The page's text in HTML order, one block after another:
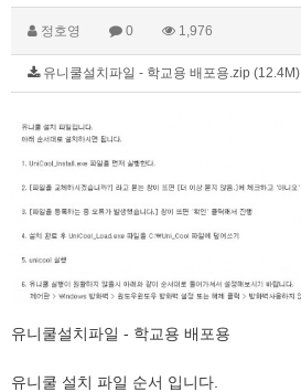
정호영 0 1,976
유니쿨설치파일 - 학교용 배포용.zip (12.4M)
유니쿨설치파일 - 학교용 배포용
유니쿨 설치 파일 순서 입니다.